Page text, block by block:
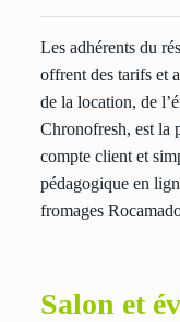
Les adhérents du
offrent des tarifs et
de la location, de
Chronofresh, est la
compte client et
pédagogique en
fromages
Salon et